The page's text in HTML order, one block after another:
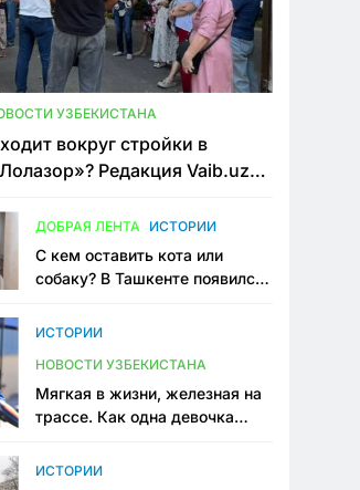
УЗБЕКИСТАНА
вокруг стройки в
Редакция Vaib.uz
ДОБРАЯ ЛЕНТА ИСТОРИИ
С кем оставить кота или
собаку? В Ташкенте появился
ИСТОРИИ
НОВОСТИ УЗБЕКИСТАНА
Мягкая в жизни, железная на
трассе. Как одна девочка
Узбекистане
ИСТОРИИ